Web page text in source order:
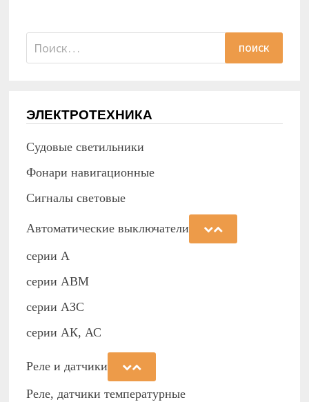
Найти:
ЭЛЕКТРОТЕХНИКА
Судовые светильники
Фонари навигационные
Сигналы световые
Автоматические выключатели
серии А
серии АВМ
cерии АЗС
серии АК, АС
Реле и датчики
Реле, датчики температурные